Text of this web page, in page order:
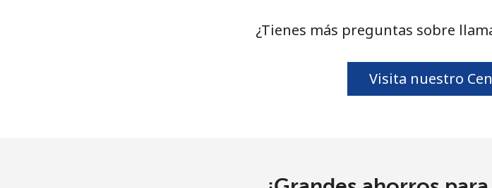
⁦31.5¢⁩
¿Tienes más preguntas sobre
Visita nuestro